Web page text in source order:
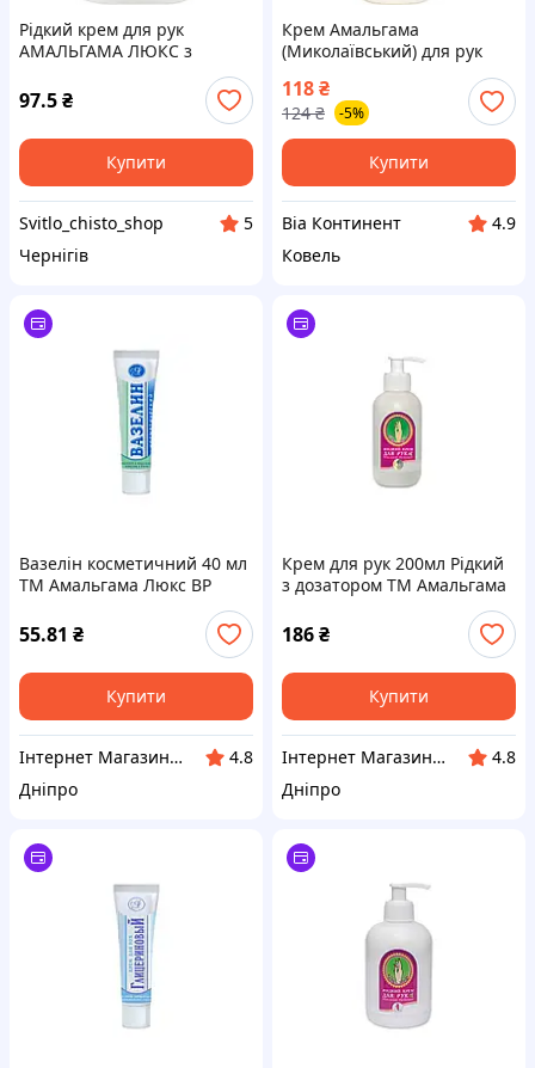
Рідкий крем для рук
АМАЛЬГАМА ЛЮКС з
97.5₴
Купити
Svitlo_chisto_shop
5
Чернігів
Крем Амальгама
(Миколаївський) для рук
118₴
124 ₴ -5%
Купити
Віа Континент
4.9
Ковель
Вазелін косметичний 40 мл
ТМ Амальгама Люкс BP
55.81 ₴
Купити
Інтернет Магазин BuyPlace
4.8
Дніпро
Крем для рук 200мл Рідкий
з дозатором ТМ Амальгама
186₴
Купити
Інтернет Магазин BuyPlace
4.8
Дніпро